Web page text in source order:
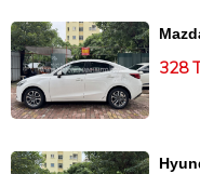
328